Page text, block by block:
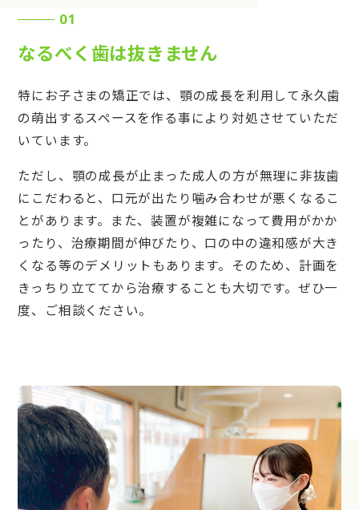
01
なるべく歯は抜きません
特にお子さまの矯正では、顎の成長を利用して永久歯
の萌出するスペースを作る事により対処させていただ
いています。
ただし、顎の成長が止まった成人の方が無理に非抜歯
にこだわると、口元が出たり噛み合わせが悪くなるこ
とがあります。また、装置が複雑になって費用がかか
ったり、治療期間が伸びたり、口の中の違和感が大き
くなる等のデメリットもあります。そのため、計画を
きっちり立ててから治療することも大切です。ぜひ一
度、ご相談ください。